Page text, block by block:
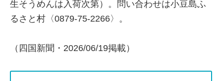
生そうめんは入荷次第）。問い合わせは小豆島ふ
るさと村〈0879-75-2266〉。
（四国新聞・2026/06/19掲載）